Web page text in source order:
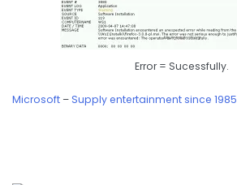
Error = Sucessfully.
Microsoft – Supply entertainment since 1985